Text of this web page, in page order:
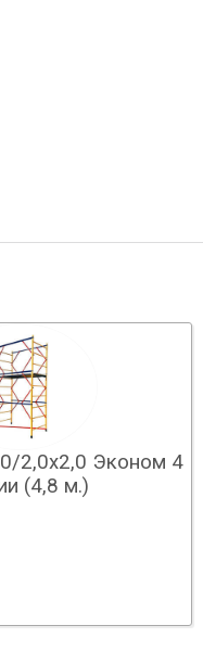
2,0х2,0 Эконом 4
(4,8 м.)